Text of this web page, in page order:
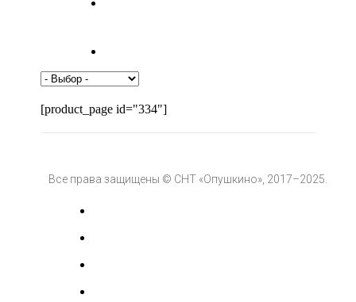
[product_page id="334"]
Все права защищены © СНТ «Опушкино», 2017–2025.